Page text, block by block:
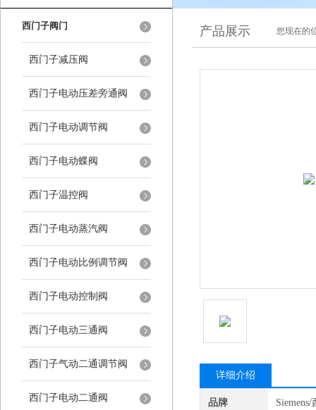
西门子阀门
西门子减压阀
西门子电动压差旁通阀
西门子电动调节阀
西门子电动蝶阀
西门子温控阀
西门子电动蒸汽阀
西门子电动比例调节阀
西门子电动控制阀
西门子电动三通阀
西门子气动二通调节阀
西门子电动二通阀
产品展示 您现在的
详细介绍
品牌